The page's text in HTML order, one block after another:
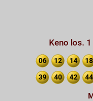
Keno los.
06 12 14 18
39 40 42 44